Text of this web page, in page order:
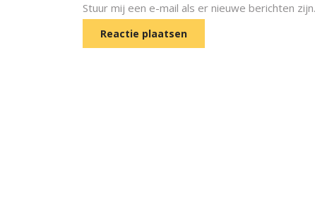
Stuur mij een e-mail als er nieuwe berichten zijn.